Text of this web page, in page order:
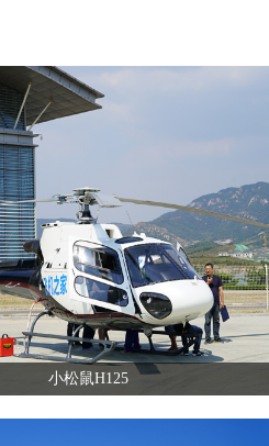
小松鼠H125